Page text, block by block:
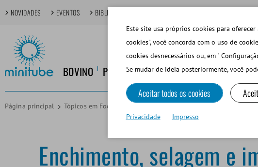
NOVIDADES EVENTOS BIBLIOTECA DIGITAL
BOVINO PORCINO EQUINO CANINO
Página principal Tópicos em Foco
Enchimento, selagem e
Este site usa próprios cookies para
cookies", você concorda com o uso de
cookies desnecessários ou, em "
Se mudar de ideia posteriormente, você
Aceitar todos os cookies
Privacidade Impresso